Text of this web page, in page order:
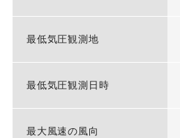
最低気圧観測地
最低気圧観測日時
最大風速の風向